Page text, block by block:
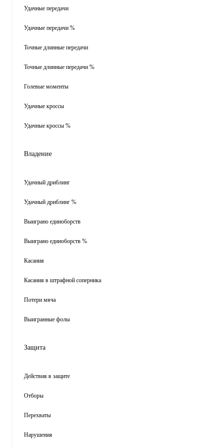
Удачные передачи
Удачные передачи %
Точные длинные передачи
Точные длинные передачи %
Голевые моменты
Удачные кроссы
Удачные кроссы %
Владение
Удачный дриблинг
Удачный дриблинг %
Выиграно единоборств
Выиграно единоборств %
Касания
Касания в штрафной соперника
Потери мяча
Выигранные фолы
Защита
Действия в защите
Отборы
Перехваты
Нарушения